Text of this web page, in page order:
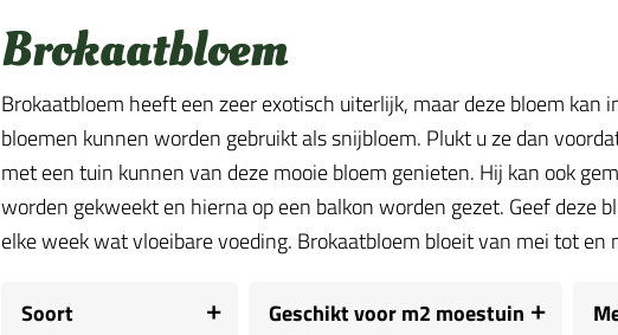
Brokaatbloem
Brokaatbloem heeft een zeer exotisch uiterlijk, maar deze bloem kan
bloemen kunnen worden gebruikt als snijbloem. Plukt u ze dan
met een tuin kunnen van deze mooie bloem genieten. Hij kan ook
worden gekweekt en hierna op een balkon worden gezet. Geef deze
elke week wat vloeibare voeding. Brokaatbloem bloeit van mei tot en
Soort Geschikt voor m2 moestuin